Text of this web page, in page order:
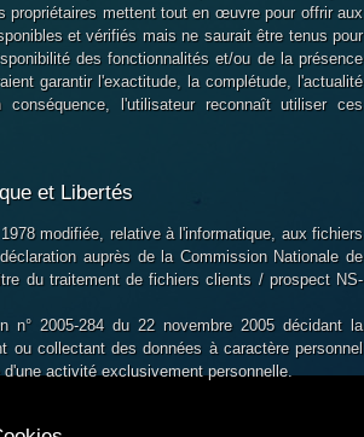
propriétaires mettent tout en œuvre pour offrir aux
et vérifiés mais ne saurait être tenus pour
des fonctionnalités et/ou de la présence
garantir l'exactitude, la complétude, l'actualité
l'utilisateur reconnaît utiliser ces
et Libertés
modifiée, relative à l'informatique, aux fichiers
auprès de la Commission Nationale de
du traitement de fichiers clients / prospect NS-
n° 2005-284 du 22 novembre 2005 décidant la
ou collectant des données à caractère personnel
activité exclusivement personnelle.